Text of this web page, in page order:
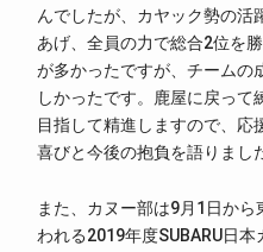
んでしたが、カヤック勢の活
あげ、全員の力で総合2位を
が多かったですが、チームの
しかったです。鹿屋に戻って
目指して精進しますので、応
喜びと今後の抱負を語りまし
また、カヌー部は9月1日か
われる2019年度SUBARU日